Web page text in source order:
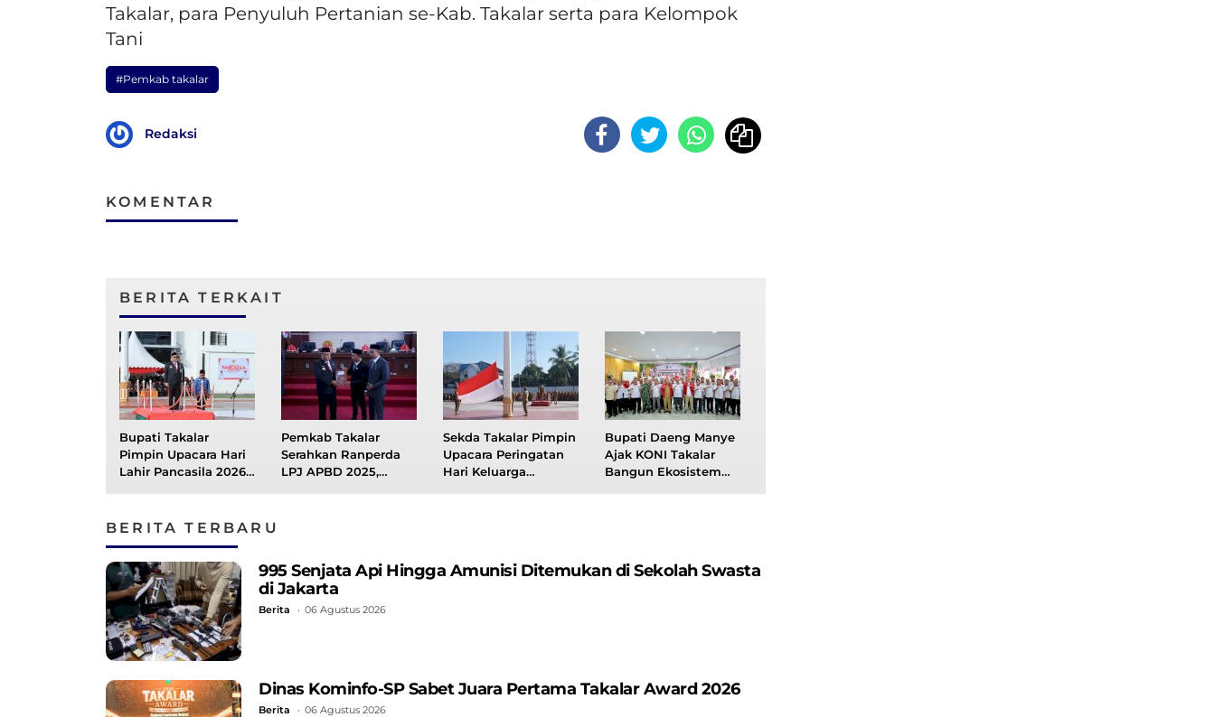
Takalar, para Penyuluh Pertanian se-Kab. Takalar serta para Kelompok
Tani
#Pemkab takalar
Redaksi
KOMENTAR
BERITA TERKAIT
Bupati Takalar
Pimpin Upacara Hari
Lahir Pancasila 2026,
Dunia
Pemkab Takalar
Serahkan Ranperda
LPJ APBD 2025,
Sekda Takalar Pimpin
Upacara Peringatan
Hari Keluarga
Bupati Daeng Manye
Ajak KONI Takalar
Bangun Ekosistem
BERITA TERBARU
995 Senjata Api Hingga Amunisi Ditemukan di Sekolah Swasta
di Jakarta
Berita 06 Agustus 2026
Dinas Kominfo-SP Sabet Juara Pertama Takalar Award 2026
Berita 06 Agustus 2026